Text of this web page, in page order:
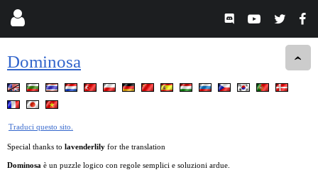
Dominosa
Traduci questo sito.
Special thanks to lavenderlily for the translation
Dominosa è un puzzle logico con regole semplici e soluzioni ardue.